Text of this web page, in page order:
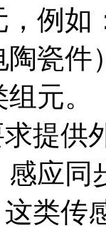
例如
陶瓷
元。
求提
应同
这类